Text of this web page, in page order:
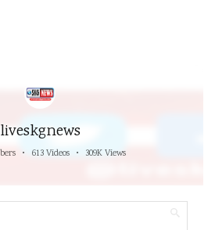
liveskgnews
• 613 Videos • 309K Views